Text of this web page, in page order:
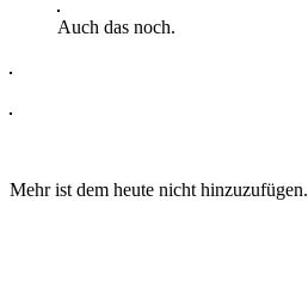
Auch das noch.
Mehr ist dem heute nicht hinzuzufügen.